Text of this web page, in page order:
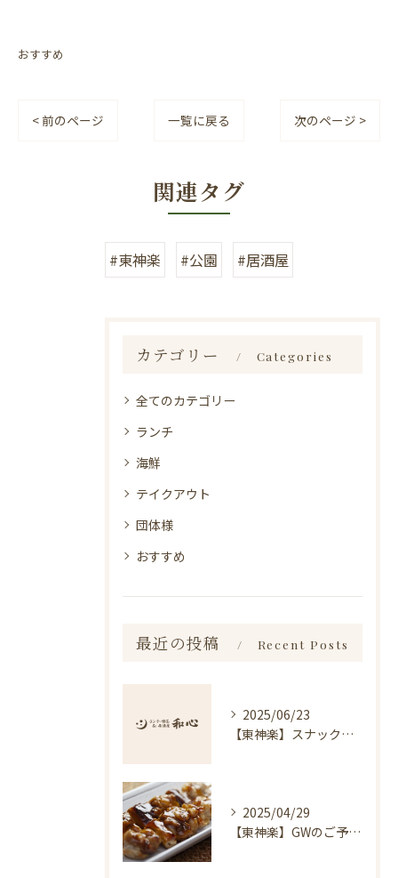
おすすめ
< 前のページ 一覧に戻る 次のページ >
関連タグ
#東神楽 #公園 #居酒屋
カテゴリー Categories
全てのカテゴリー
ランチ
海鮮
テイクアウト
団体様
おすすめ
最近の投稿 Recent Posts
2025/06/23
【東神楽】スナック琥珀についてのお知らせ｜ランチ・喫茶＆居酒屋 和心
2025/04/29
【東神楽】GWのご予約受付中！｜ランチ・喫茶＆居酒屋 和心